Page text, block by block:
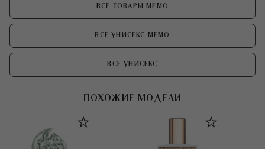
ВСЕ ТОВАРЫ MEMO
ВСЕ УНИСЕКС MEMO
ВСЕ УНИСЕКС
ПОХОЖИЕ МОДЕЛИ